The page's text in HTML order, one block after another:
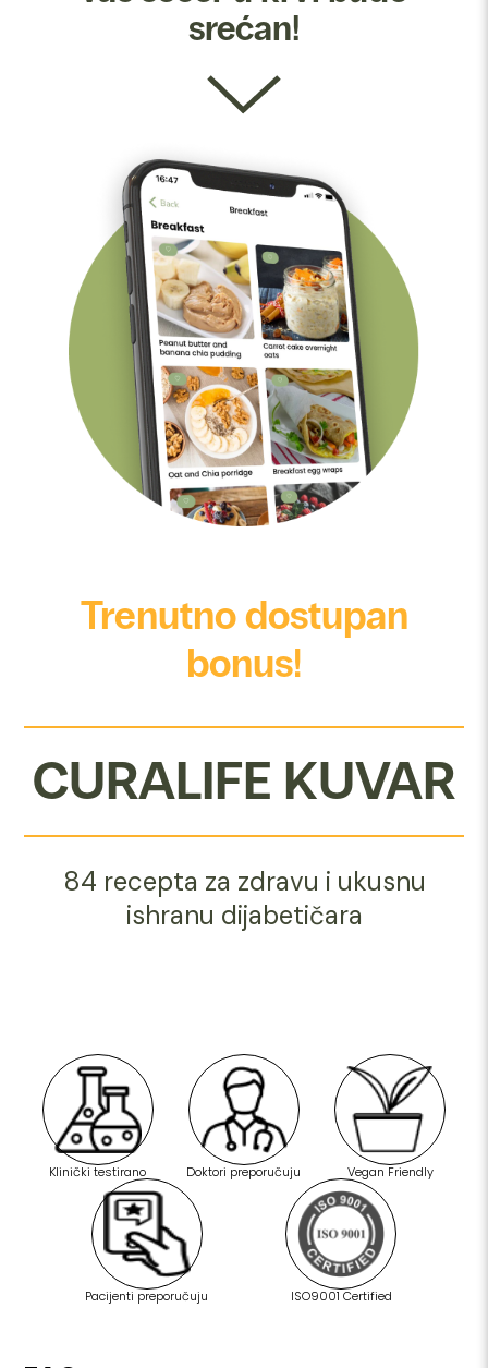
srećan!
Trenutno dostupan
bonus!
CURALIFE KUVAR
84 recepta za zdravu i ukusnu
ishranu dijabetičara
Klinički testirano Doktori preporučuju Vegan Friendly
Pacijenti preporučuju ISO9001 Certified